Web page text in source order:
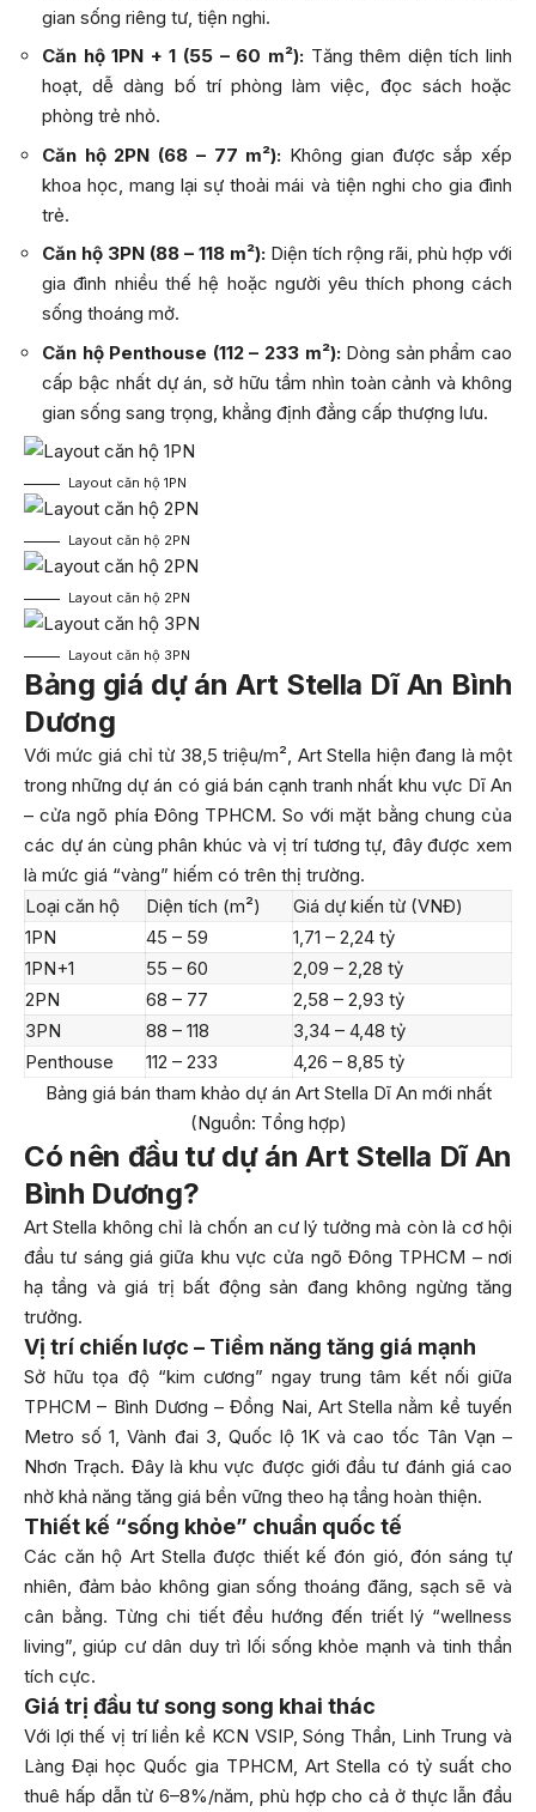
gian sống riêng tư, tiện nghi.
Căn hộ 1PN + 1 (55 – 60 m²): Tăng thêm diện tích linh
hoạt, dễ dàng bố trí phòng làm việc, đọc sách hoặc
phòng trẻ nhỏ.
Căn hộ 2PN (68 – 77 m²): Không gian được sắp xếp
khoa học, mang lại sự thoải mái và tiện nghi cho gia đình
trẻ.
Căn hộ 3PN (88 – 118 m²): Diện tích rộng rãi, phù hợp với
gia đình nhiều thế hệ hoặc người yêu thích phong cách
sống thoáng mở.
Căn hộ Penthouse (112 – 233 m²): Dòng sản phẩm cao
cấp bậc nhất dự án, sở hữu tầm nhìn toàn cảnh và không
gian sống sang trọng, khẳng định đẳng cấp thượng lưu.
Layout căn hộ 1PN
Layout căn hộ 2PN
Layout căn hộ 2PN
Layout căn hộ 3PN
Bảng giá dự án Art Stella Dĩ An Bình
Dương
Với mức giá chỉ từ 38,5 triệu/m², Art Stella hiện đang là một
trong những dự án có giá bán cạnh tranh nhất khu vực Dĩ An
– cửa ngõ phía Đông TPHCM. So với mặt bằng chung của
các dự án cùng phân khúc và vị trí tương tự, đây được xem
là mức giá “vàng” hiếm có trên thị trường.
Loại căn hộ
Diện tích (m²)
Giá dự kiến từ (VNĐ)
1PN
45 – 59
1,71 – 2,24 tỷ
1PN+1
55 – 60
2,09 – 2,28 tỷ
2PN
68 – 77
2,58 – 2,93 tỷ
3PN
88 – 118
3,34 – 4,48 tỷ
Penthouse
112 – 233
4,26 – 8,85 tỷ
Bảng giá bán tham khảo dự án Art Stella Dĩ An mới nhất
(Nguồn: Tổng hợp)
Có nên đầu tư dự án Art Stella Dĩ An
Bình Dương?
Art Stella không chỉ là chốn an cư lý tưởng mà còn là cơ hội
đầu tư sáng giá giữa khu vực cửa ngõ Đông TPHCM – nơi
hạ tầng và giá trị bất động sản đang không ngừng tăng
trưởng.
Vị trí chiến lược – Tiềm năng tăng giá mạnh
Sở hữu tọa độ “kim cương” ngay trung tâm kết nối giữa
TPHCM – Bình Dương – Đồng Nai, Art Stella nằm kề tuyến
Metro số 1, Vành đai 3, Quốc lộ 1K và cao tốc Tân Vạn –
Nhơn Trạch. Đây là khu vực được giới đầu tư đánh giá cao
nhờ khả năng tăng giá bền vững theo hạ tầng hoàn thiện.
Thiết kế “sống khỏe” chuẩn quốc tế
Các căn hộ Art Stella được thiết kế đón gió, đón sáng tự
nhiên, đảm bảo không gian sống thoáng đãng, sạch sẽ và
cân bằng. Từng chi tiết đều hướng đến triết lý “wellness
living”, giúp cư dân duy trì lối sống khỏe mạnh và tinh thần
tích cực.
Giá trị đầu tư song song khai thác
Với lợi thế vị trí liền kề KCN VSIP, Sóng Thần, Linh Trung và
Làng Đại học Quốc gia TPHCM, Art Stella có tỷ suất cho
thuê hấp dẫn từ 6–8%/năm, phù hợp cho cả ở thực lẫn đầu